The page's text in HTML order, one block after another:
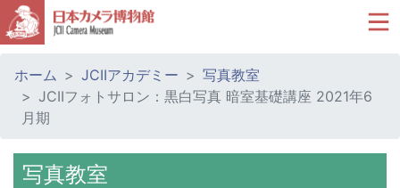
ホーム JCIIアカデミー
写真教室
JCIIフォトサロン：黒白写真 暗室基礎講座 2021年6
月期
写真教室